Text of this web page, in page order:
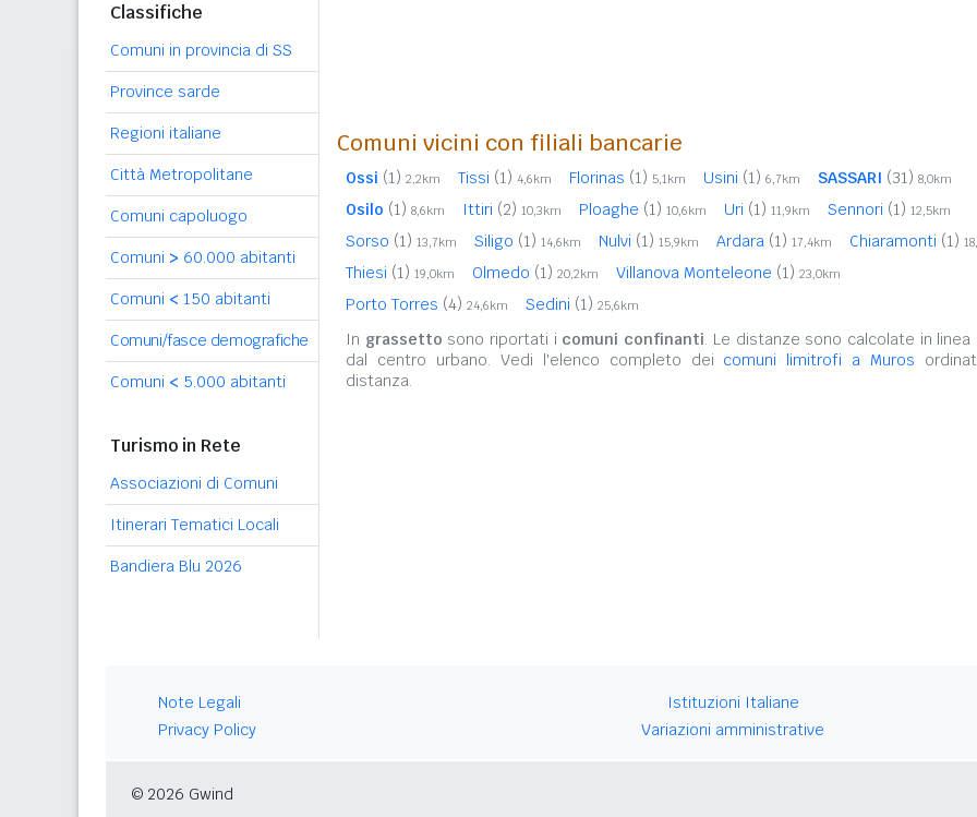
Classifiche
Comuni in provincia di SS
Province sarde
Regioni italiane
Città Metropolitane
Comuni capoluogo
Comuni > 60.000 abitanti
Comuni < 150 abitanti
Comuni/fasce demografiche
Comuni < 5.000 abitanti
Turismo in Rete
Associazioni di Comuni
Itinerari Tematici Locali
Bandiera Blu 2026
Comuni vicini con filiali bancarie
Ossi (1) 2,2km Tissi (1) 4,6km Florinas (1) 5,1km Usini (1) 6,7km SASSARI (31) 8,0km
Osilo (1) 8,6km Ittiri (2) 10,3km Ploaghe (1) 10,6km Uri (1) 11,9km Sennori (1) 12,5km
Sorso (1) 13,7km Siligo (1) 14,6km Nulvi (1) 15,9km Ardara (1) 17,4km Chiaramonti (1)
Thiesi (1) 19,0km Olmedo (1) 20,2km Villanova Monteleone (1) 23,0km
Porto Torres (4) 24,6km Sedini (1) 25,6km
In grassetto sono riportati i comuni confinanti. Le distanze sono calcolate in linea
dal centro urbano. Vedi l'elenco completo dei comuni limitrofi a Muros
distanza.
Note Legali
Privacy Policy
Istituzioni Italiane
Variazioni amministrative
© 2026 Gwind